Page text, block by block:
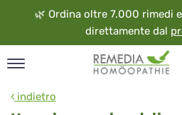
🌿 Ordina oltre 7.000 rimedi
direttamente dal
indietro